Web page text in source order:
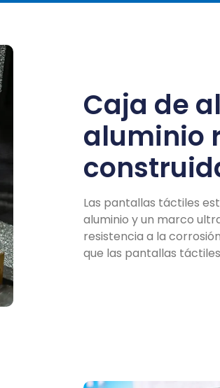
Caja de
aluminio
Las pantallas táctiles
aluminio y un marco
resistencia a la
que las pantallas